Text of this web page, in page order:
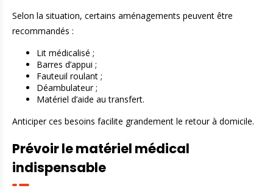
Selon la situation, certains aménagements peuvent être
recommandés :
Lit médicalisé ;
Barres d’appui ;
Fauteuil roulant ;
Déambulateur ;
Matériel d’aide au transfert.
Anticiper ces besoins facilite grandement le retour à domicile.
Prévoir le matériel médical
indispensable